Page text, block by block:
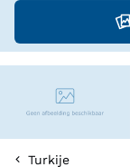
Turkije